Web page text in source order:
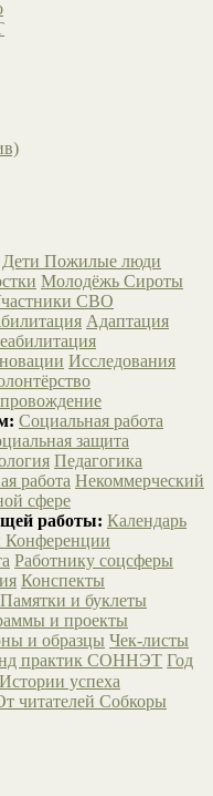
Дети Пожилые люди
Молодёжь Сироты
СВО
Адаптация
Исследования
Социальная работа
защита
Педагогика
работа Некоммерческий
сфере
работы: Календарь
Конференции
Работнику соцсферы
Конспекты
Памятки и буклеты
и проекты
и образцы Чек-листы
практик СОННЭТ Год
Истории успеха
читателей Собкоры